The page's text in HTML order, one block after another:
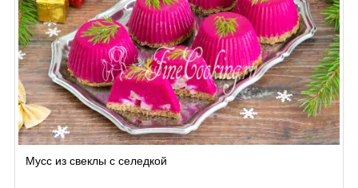
Мусс из свеклы с селедкой